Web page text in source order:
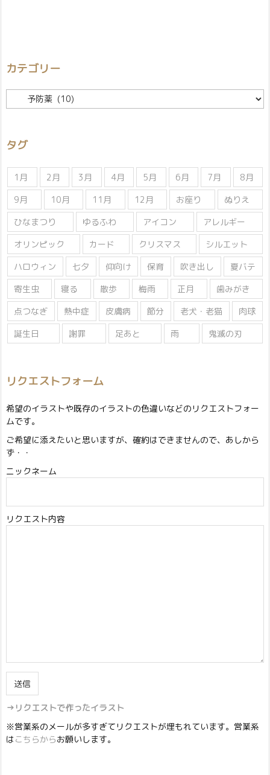
カテゴリー
テ
ー
タグ
1月 2月 3月 4月 5月 6月 7月
8月
9月
10月 11月 12月 お座り
ぬりえ
ひなまつり
ゆるふわ アイコン
アレルギー
オリンピック
カード クリスマス
シルエット
ハロウィン
七夕 仰向け 保育 吹き出し
夏バテ
寄生虫
寝る 散歩 梅雨 正月
歯みがき
点つなぎ
熱中症 皮膚病 節分 老犬・老猫
肉球
誕生日
謝罪 足あと 雨 鬼滅の刃
リクエストフォーム
希望のイラストや既存のイラストの色違いなどのリクエストフォー
ムです。
ご希望に添えたいと思いますが、確約はできませんので、あしから
ず・・
ニックネーム
リクエスト内容
→リクエストで作ったイラスト
※営業系のメールが多すぎてリクエストが埋もれています。営業系
はこちらからお願いします。